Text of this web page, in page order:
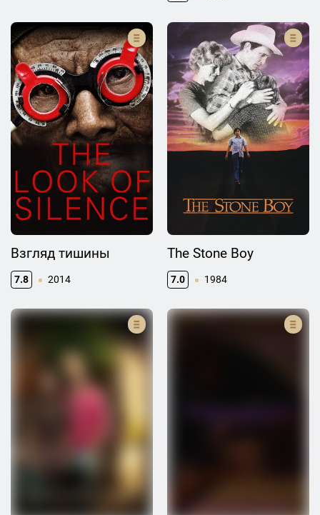
Взгляд тишины
7.8 2014
The Stone Boy
7.0 1984